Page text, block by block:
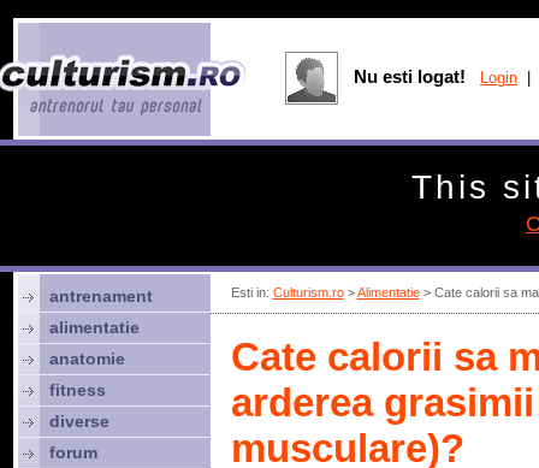
Esti in: Culturism.ro>Alimentatie> Cate calorii sa
Cate calorii sa
arderea
musculare)?
antrenament
alimentatie
anatomie
fitness
diverse
forum
Nu esti logat! Login
This